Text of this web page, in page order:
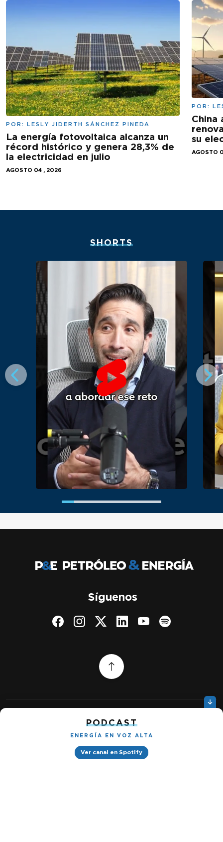
POR: LESLY JIDERTH SÁNCHEZ PINEDA
La energía fotovoltaica alcanza un
récord histórico y genera 28,3% de
la electricidad en julio
AGOSTO 04 , 2026
POR:
China
su
AGOSTO
SHORTS
PODCAST
ENERGÍA EN VOZ ALTA
Ver canal en Spotify
Síguenos
Política de privacidad
Petróleo & Energía © 2026